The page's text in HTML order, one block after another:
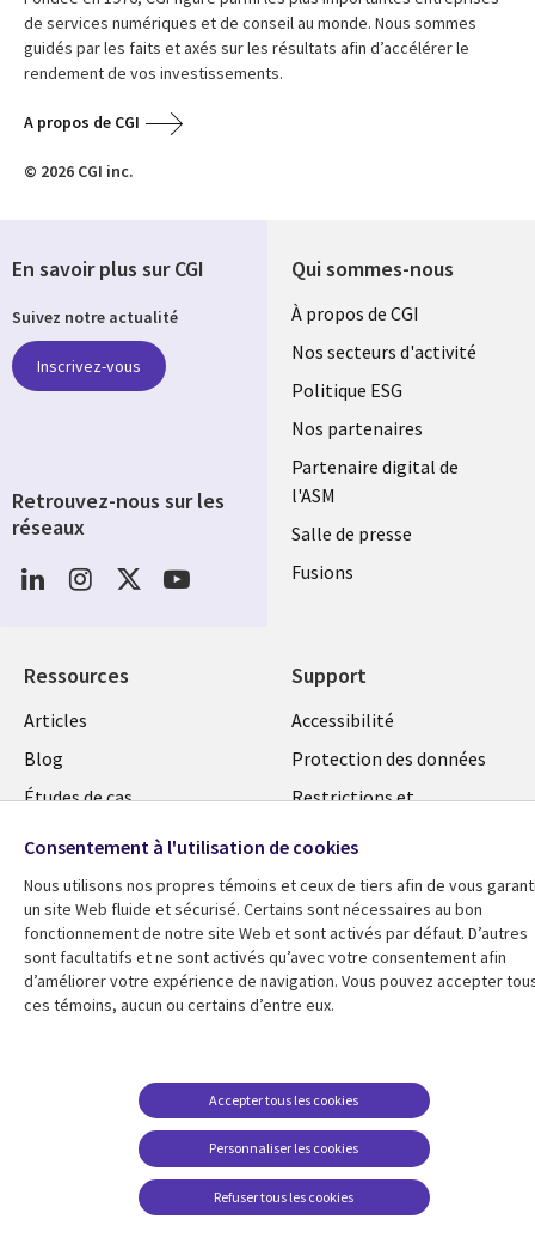
de services numériques et de conseil au monde. Nous sommes
guidés par les faits et axés sur les résultats afin d’accélérer le
rendement de vos investissements.
A propos de CGI
© 2026 CGI inc.
Qui sommes-nous
Useful
links
FRANCE
À propos de CGI
Nos secteurs d'activité
Politique ESG
Nos partenaires
Partenaire digital de
l'ASM
Salle de presse
Fusions
Ressources
Library
Links
FRANCE
Articles
Blog
Études de cas
Points de vue
Vidéos
En voir plus
Support
Legal
FRANCE
Accessibilité
Protection des données
Restrictions et
Centre de gestion des
témoins
En savoir plus sur CGI
Suivez notre actualité
Inscrivez-vous
Retrouvez-nous sur les
réseaux
Social
Media
Consentement à l'utilisation de cookies
Nous utilisons nos propres témoins et ceux de tiers afin de vous
un site Web fluide et sécurisé. Certains sont nécessaires au bon
fonctionnement de notre site Web et sont activés par défaut. D’autres
sont facultatifs et ne sont activés qu’avec votre consentement afin
d’améliorer votre expérience de navigation. Vous pouvez accepter
ces témoins, aucun ou certains d’entre eux.
Personnaliser les cookies
Accepter tous les cookies
Refuser tous les cookies